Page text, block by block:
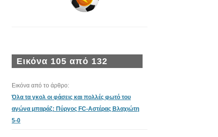
Εικόνα 105 από 132
Εικόνα από το άρθρο:
Όλα τα γκολ οι φάσεις και πολλές φωτό του
αγώνα μπαράζ: Πύργος FC-Αστέρας Βλαχιώτη
5-0